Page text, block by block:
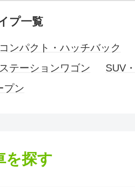
プ一覧
コンパクト・ハッチバック
ステーションワゴン
SUV
プン
を探す